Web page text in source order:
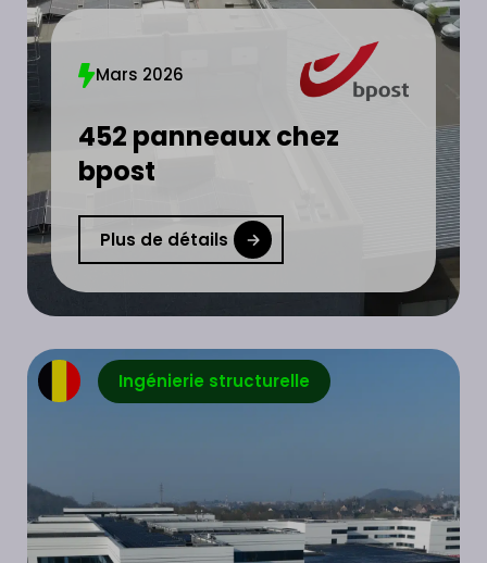
Mars 2026
452 panneaux chez
bpost
Plus de détails
Ingénierie structurelle